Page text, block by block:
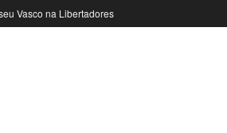
Vasco na Libertadores